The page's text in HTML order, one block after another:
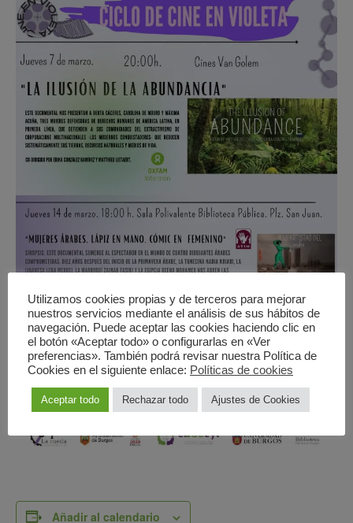
Añadir al calendario
Utilizamos cookies propias y de terceros para mejorar
nuestros servicios mediante el análisis de sus hábitos de
navegación. Puede aceptar las cookies haciendo clic en
el botón «Aceptar todo» o configurarlas en «Ver
preferencias». También podrá revisar nuestra Política de
Cookies en el siguiente enlace: Políticas de cookies
Aceptar todo Rechazar todo Ajustes de Cookies